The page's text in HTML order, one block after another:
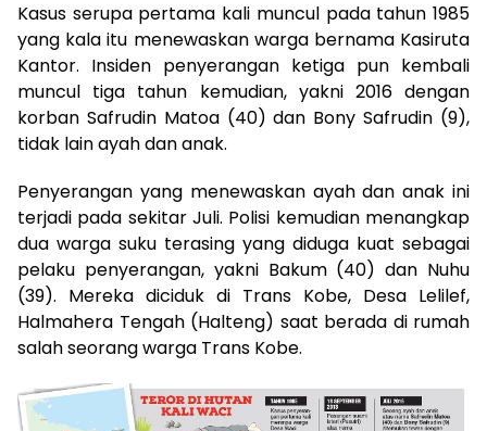
Kasus serupa pertama kali muncul pada tahun 1985
yang kala itu menewaskan warga bernama Kasiruta
Kantor. Insiden penyerangan ketiga pun kembali
muncul tiga tahun kemudian, yakni 2016 dengan
korban Safrudin Matoa (40) dan Bony Safrudin (9),
tidak lain ayah dan anak.
Penyerangan yang menewaskan ayah dan anak ini
terjadi pada sekitar Juli. Polisi kemudian menangkap
dua warga suku terasing yang diduga kuat sebagai
pelaku penyerangan, yakni Bakum (40) dan Nuhu
(39). Mereka diciduk di Trans Kobe, Desa Lelilef,
Halmahera Tengah (Halteng) saat berada di rumah
salah seorang warga Trans Kobe.